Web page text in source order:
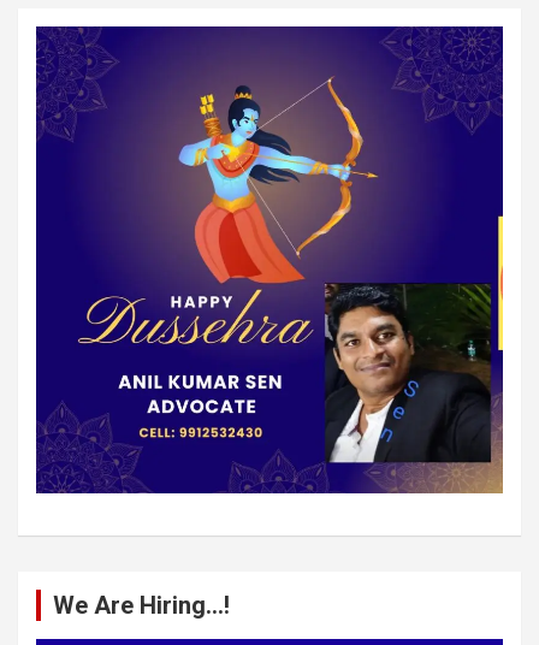
We Are Hiring…!